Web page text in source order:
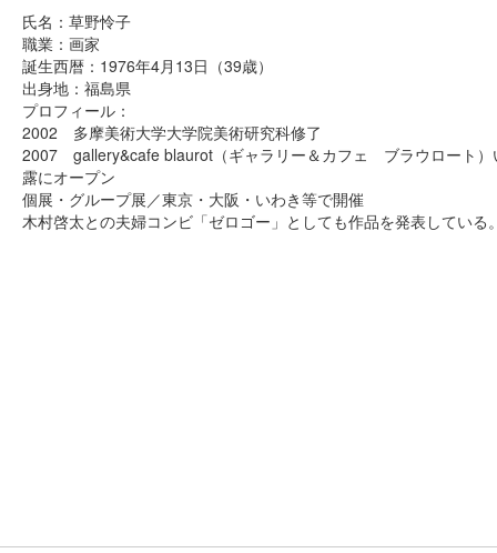
氏名：草野怜子
職業：画家
誕生西暦：1976年4月13日（39歳）
出身地：福島県
プロフィール：
2002 多摩美術大学大学院美術研究科修了
2007 gallery&cafe blaurot（ギャラリー＆カフェ ブラウロート）
露にオープン
個展・グループ展／東京・大阪・いわき等で開催
木村啓太との夫婦コンビ「ゼロゴー」としても作品を発表している